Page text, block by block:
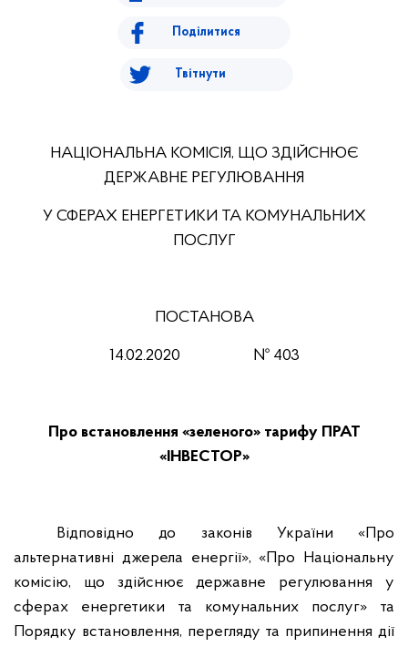
Поділитися
Твітнути
НАЦІОНАЛЬНА КОМІСІЯ, ЩО ЗДІЙСНЮЄ
ДЕРЖАВНЕ РЕГУЛЮВАННЯ
У СФЕРАХ ЕНЕРГЕТИКИ ТА КОМУНАЛЬНИХ
ПОСЛУГ
ПОСТАНОВА
14.02.2020 № 403
Про встановлення «зеленого» тарифу ПРАТ
«ІНВЕСТОР»
Відповідно до законів України «Про
альтернативні джерела енергії», «Про Національну
комісію, що здійснює державне регулювання у
сферах енергетики та комунальних послуг» та
Порядку встановлення, перегляду та припинення дії